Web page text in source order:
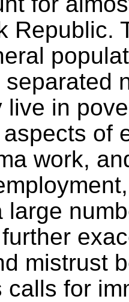
Republic.
live in
of
work,
large
mistrust
calls for